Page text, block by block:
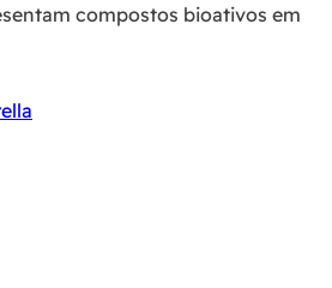
compostos bioativos em